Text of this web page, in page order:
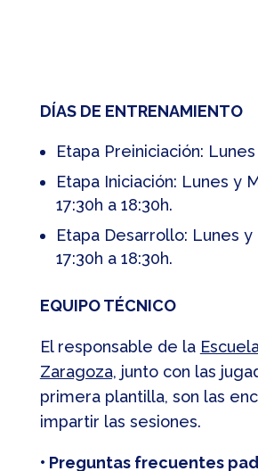
DÍAS DE ENTRENAMIENTO
Etapa Preiniciación: Lunes
Etapa Iniciación: Lunes y
17:30h a 18:30h.
Etapa Desarrollo: Lunes
17:30h a 18:30h.
EQUIPO TÉCNICO
El responsable de la
Zaragoza, junto con las
primera plantilla, son las
impartir las sesiones.
• Preguntas frecuentes